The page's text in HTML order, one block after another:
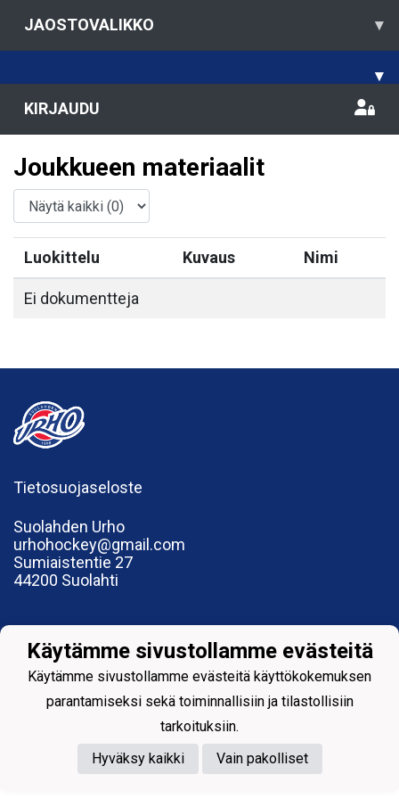
JAOSTOVALIKKO ▾
▾
KIRJAUDU
Joukkueen materiaalit
Luokittelu Kuvaus Nimi
Ei dokumentteja
Tietosuojaseloste
Suolahden Urho
urhohockey@gmail.com
Sumiaistentie 27
44200 Suolahti
Powered by
Käytämme sivustollamme evästeitä
Käytämme sivustollamme evästeitä käyttökokemuksen
parantamiseksi sekä toiminnallisiin ja tilastollisiin
tarkoituksiin.
Hyväksy kaikki
Vain pakolliset